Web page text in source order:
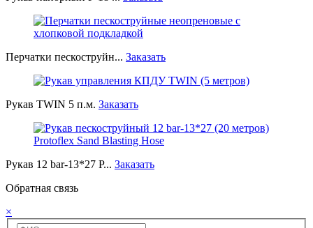
Перчатки пескоструйн... Заказать
Рукав TWIN 5 п.м. Заказать
Рукав 12 bar-13*27 P... Заказать
Обратная связь
×